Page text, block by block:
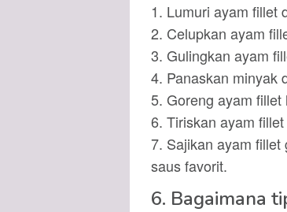
1. Lumuri ayam fillet
2. Celupkan ayam
3. Gulingkan ayam
4. Panaskan minyak
5. Goreng ayam
6. Tiriskan ayam
7. Sajikan ayam
saus favorit.
6. Bagaimana